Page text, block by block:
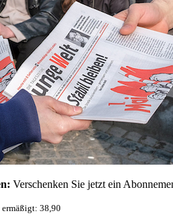
Verschenken Sie jetzt ein
38,90